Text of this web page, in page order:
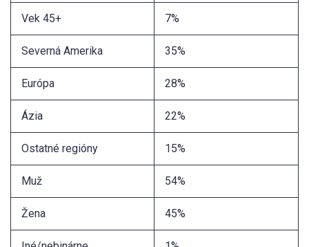
Vek 45+ 7%
Severná Amerika 35%
Európa 28%
Ázia 22%
Ostatné regióny 15%
Muž 54%
Žena 45%